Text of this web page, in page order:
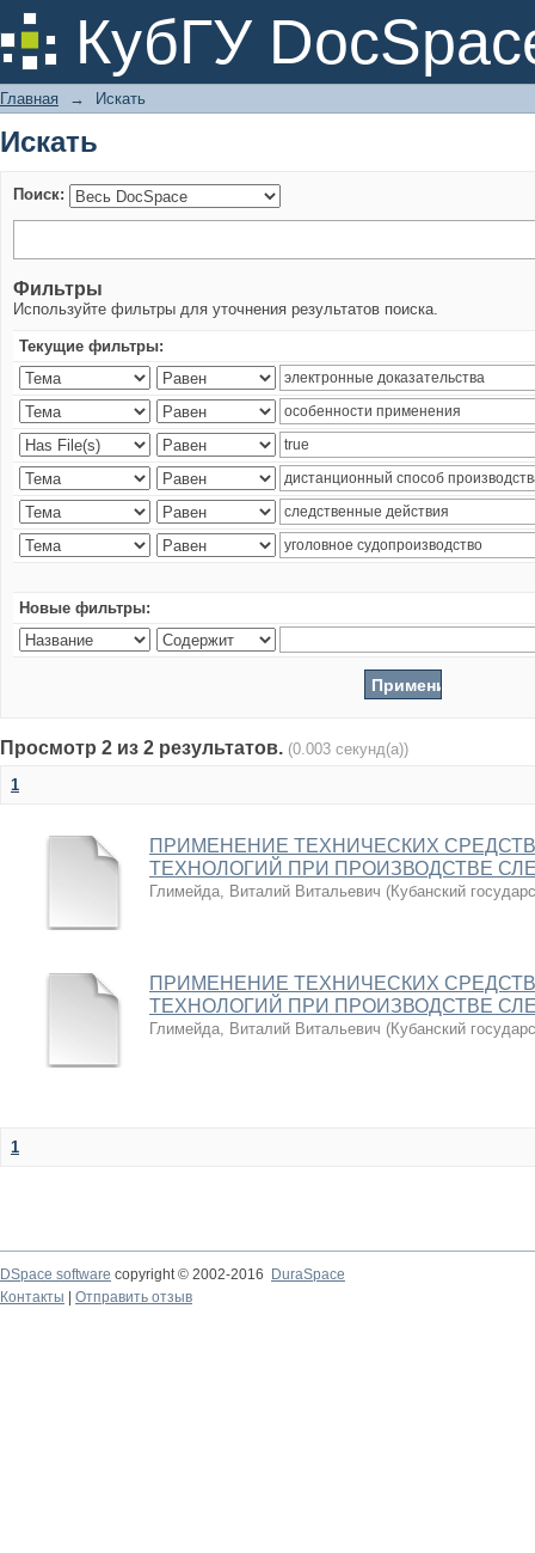
КубГУ
Искать
Главная → Искать
Искать
Поиск:
Фильтры
Используйте фильтры для уточнения результатов поиска.
Текущие фильтры:
Новые фильтры:
Просмотр 2 из 2 результатов. (0.003 секунд(а))
1
ПРИМЕНЕНИЕ ТЕХНИЧЕСКИХ
ТЕХНОЛОГИЙ ПРИ ПРОИЗВОДСТВЕ
Глимейда, Виталий Витальевич (Кубанский
ПРИМЕНЕНИЕ ТЕХНИЧЕСКИХ
ТЕХНОЛОГИЙ ПРИ ПРОИЗВОДСТВЕ
Глимейда, Виталий Витальевич (Кубанский
1
DSpace software copyright © 2002-2016
DuraSpace
Контакты
Отправить отзыв